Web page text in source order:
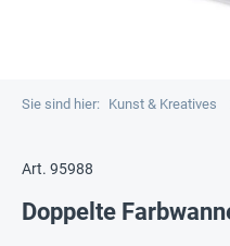
Sie sind hier: Kunst & Kreatives
Art. 95988
Doppelte